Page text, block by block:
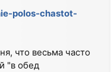
polos-chastot-
что весьма часто
"в обед